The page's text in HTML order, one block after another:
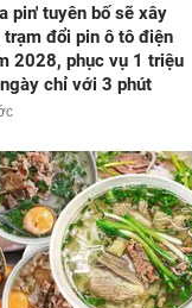
pin' tuyên bố sẽ xây
đổi pin ô tô điện
2028, phục vụ 1 triệu
chỉ với 3 phút